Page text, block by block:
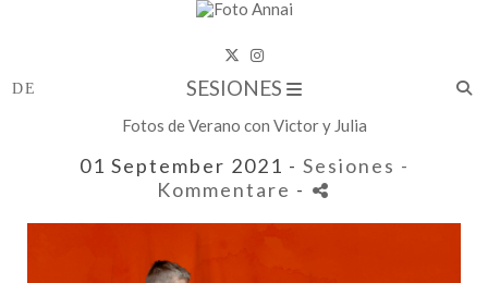
SESIONES
Fotos de Verano con Victor y Julia
01 September 2021 - Sesiones -
Kommentare -